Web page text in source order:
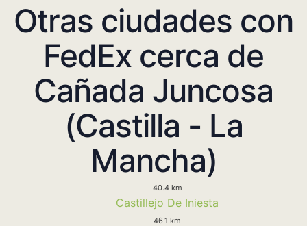
Otras ciudades con
FedEx cerca de
Cañada Juncosa
(Castilla - La
Mancha)
40.4 km
Castillejo De Iniesta
46.1 km